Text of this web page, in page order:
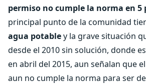
permiso no cumple la norma en 5
principal punto de la comunidad
agua potabley la grave situación
desde el 2010 sin solución, donde
en abril del 2015, aun señalan que
aun no cumple la norma para ser